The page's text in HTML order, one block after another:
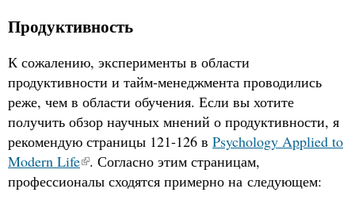
Продуктивность
К сожалению, эксперименты в области
продуктивности и тайм-менеджмента проводились
реже, чем в области обучения. Если вы хотите
получить обзор научных мнений о продуктивности, я
рекомендую страницы 121-126 в Psychology Applied to
Modern Life . Согласно этим страницам,
профессионалы сходятся примерно на следующем: